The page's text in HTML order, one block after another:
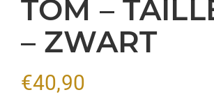
TOM –
– ZWART
€40,90